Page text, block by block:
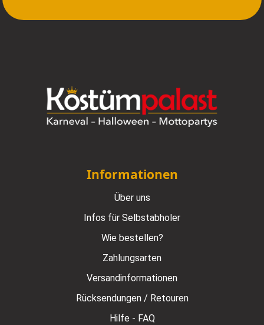
Informationen
Über uns
Infos für Selbstabholer
Wie bestellen?
Zahlungsarten
Versandinformationen
Rücksendungen / Retouren
Hilfe - FAQ